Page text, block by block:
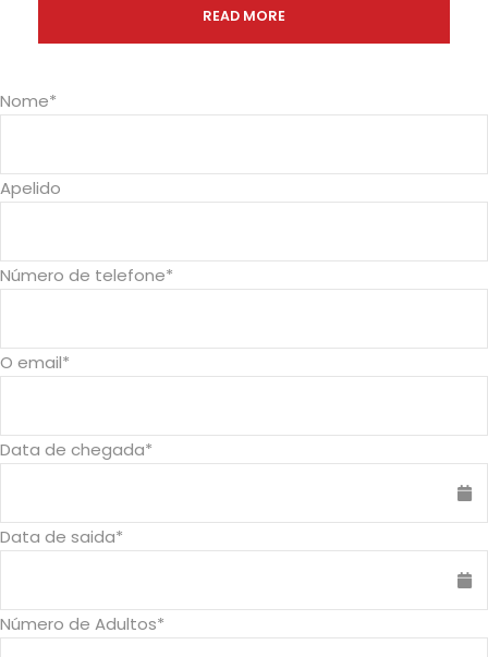
Check - In
Check - Out
Wifi
Piscina
READ MORE
Nome*
Apelido
Número de telefone*
O email*
Data de chegada*
Data de saida*
Número de Adultos*